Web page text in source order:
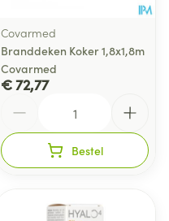
Covarmed
Branddeken Koker 1,8x1,8m
Covarmed
€ 72,77
Bestel